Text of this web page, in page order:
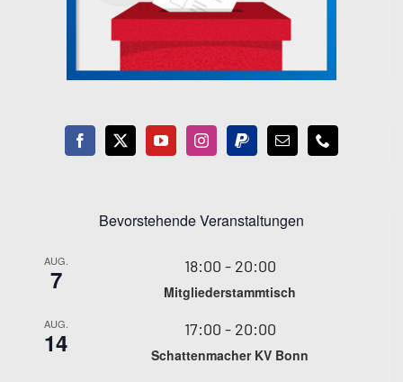
Bevorstehende Veranstaltungen
AUG.
7 18:00 - 20:00
Mitgliederstammtisch
AUG.
14 17:00 - 20:00
Schattenmacher KV Bonn